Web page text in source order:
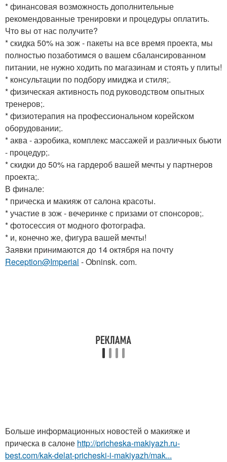
* финансовая возможность дополнительные
рекомендованные тренировки и процедуры оплатить.
Что вы от нас получите?
* скидка 50% на зож - пакеты на все время проекта, мы
полностью позаботимся о вашем сбалансированном
питании, не нужно ходить по магазинам и стоять у плиты!
* консультации по подбору имиджа и стиля;.
* физическая активность под руководством опытных
тренеров;.
* физиотерапия на профессиональном корейском
оборудовании;.
* аква - аэробика, комплекс массажей и различных бьюти
- процедур;.
* скидки до 50% на гардероб вашей мечты у партнеров
проекта;.
В финале:
* прическа и макияж от салона красоты.
* участие в зож - вечеринке с призами от спонсоров;.
* фотосессия от модного фотографа.
* и, конечно же, фигура вашей мечты!
Заявки принимаются до 14 октября на почту
Reception@Imperial - Obninsk. com.
Больше информационных новостей о макияже и
прическа в салоне http://pricheska-makiyazh.ru-
best.com/kak-delat-pricheski-i-makiyazh/mak...